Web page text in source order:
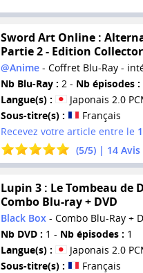
Sword Art Online :
Partie 2 - Edition
@Anime- Coffret Blu-Ray -
Nb Blu-Ray : 2 - Nb épisodes :
Langue(s) :
Japonais 2.0
Sous-titre(s) :
Français
Recevez votre article entre le
(5/5) | 14Avis
Lupin 3 : Le Tombeau de
Combo Blu-ray + DVD
Black Box- Combo Blu-Ray +
Nb DVD : 1 - Nb épisodes : 1
Langue(s) :
Japonais 2.0
Sous-titre(s) :
Français